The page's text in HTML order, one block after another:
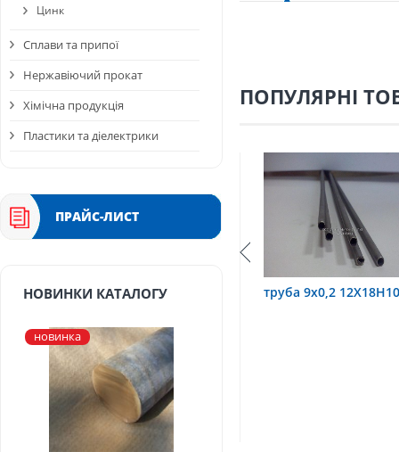
ПОПУЛЯРНІ
труба 9х0,2 12Х18Н10Т труба
Цинк
Сплави та припої
Нержавіючий прокат
Хімічна продукція
Пластики та діелектрики
ПРАЙС-ЛИСТ
НОВИНКИ КАТАЛОГУ
новинка